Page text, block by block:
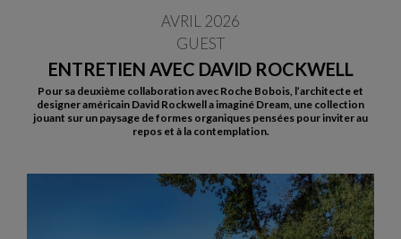
ENTRETIEN AVEC DAVID ROCKWELL
AVRIL 2026
GUEST
Pour sa deuxième collaboration avec Roche Bobois, l’architecte et
designer américain David Rockwell a imaginé Dream, une collection
jouant sur un paysage de formes organiques pensées pour inviter au
repos et à la contemplation.